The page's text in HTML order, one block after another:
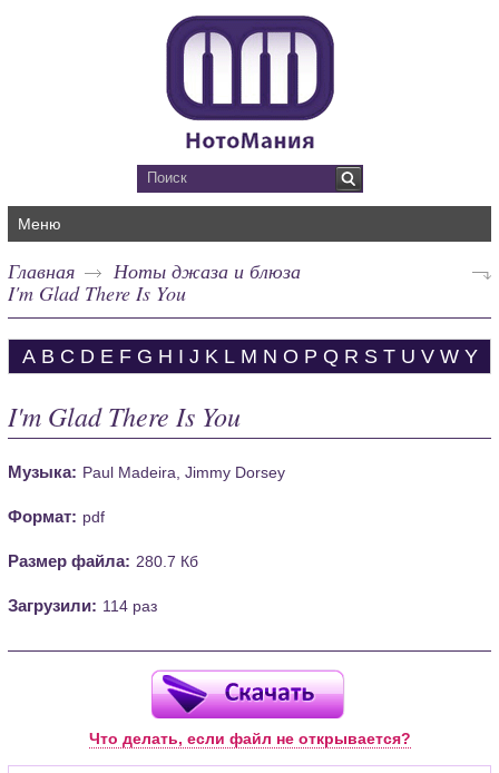
Меню
Главная
Ноты джаза и блюза
I'm Glad There Is You
A B C D E F G H I J K L M N O P Q R S T U V W Y
I'm Glad There Is You
Музыка: Paul Madeira, Jimmy Dorsey
Формат: pdf
Размер файла: 280.7 Кб
Загрузили: 114 раз
Что делать, если файл не открывается?